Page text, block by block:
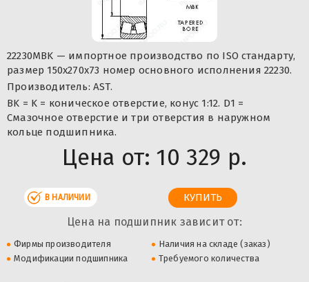
22230MBK — импортное производство по ISO стандарту,
размер 150x270x73 номер основного исполнения 22230.
Производитель: AST.
BK = K = коническое отверстие, конус 1:12. D1 =
Смазочное отверстие и три отверстия в наружном
кольце подшипника.
Цена от: 10 329 р.
В НАЛИЧИИ
Цена на подшипник зависит от:
Фирмы производителя
Наличия на складе (заказ)
Модификации подшипника
Требуемого количества